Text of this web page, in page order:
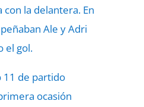
con la delantera. En
Ale y Adri
el gol.
11 de partido
ocasión